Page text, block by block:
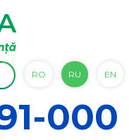
RO RU EN
000